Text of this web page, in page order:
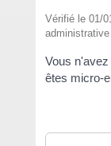
Vérifié le 01/
Vous
êtes micro-